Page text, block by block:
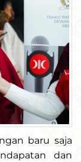
baru saja
dan